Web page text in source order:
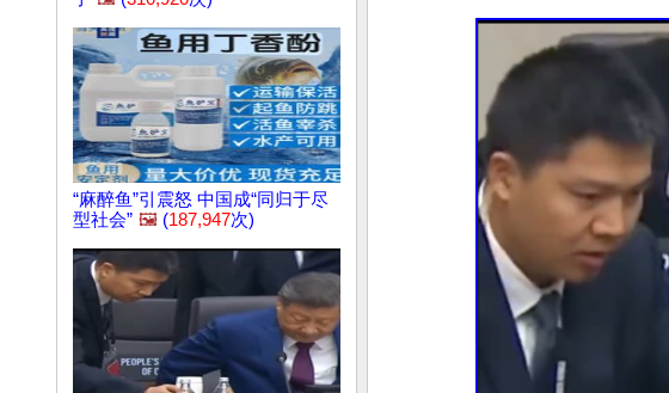
“麻醉鱼”引震怒 中国成“同归于尽
型社会” 🖼️ (187,947次)